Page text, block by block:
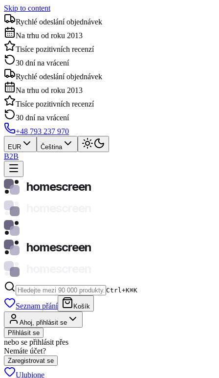
Skip to content
Rychlé odeslání objednávek
Na trhu od roku 2013
Tisíce pozitivních recenzí
30 dní na vrácení
Rychlé odeslání objednávek
Na trhu od roku 2013
Tisíce pozitivních recenzí
30 dní na vrácení
+48 793 237 970
EUR Čeština
B2B
homescreen
homescreen
Ctrl+K⌘K
Seznam přání Košík
Ahoj, přihlásit se
Přihlásit se
nebo se přihlásit přes
Nemáte účet?
Zaregistrovat se
Ulubione